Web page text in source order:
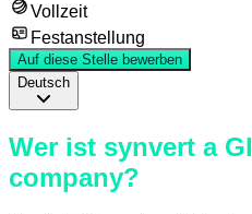
Vollzeit
Festanstellung
Auf diese Stelle bewerben
Deutsch
Wer ist synvert a
company?